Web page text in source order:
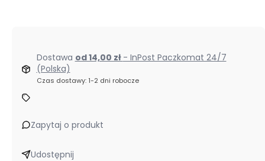
Dostawa od 14,00 zł - InPost Paczkomat 24/7
(Polska)
Czas dostawy: 1-2 dni robocze
Zapytaj o produkt
Udostępnij